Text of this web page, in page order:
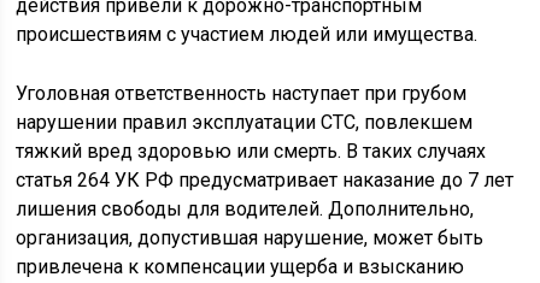
действия привели к дорожно-транспортным
происшествиям с участием людей или имущества.
Уголовная ответственность наступает при грубом
нарушении правил эксплуатации СТС, повлекшем
тяжкий вред здоровью или смерть. В таких случаях
статья 264 УК РФ предусматривает наказание до 7 лет
лишения свободы для водителей. Дополнительно,
организация, допустившая нарушение, может быть
привлечена к компенсации ущерба и взысканию